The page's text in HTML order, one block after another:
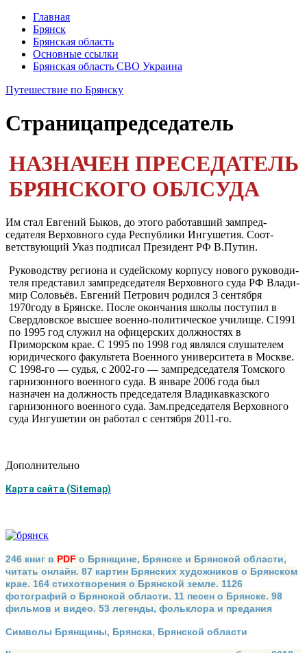
Главная
Брянск
Брянская область
Основные ссылки
Брянская область СВО Украина
Путешествие по Брянску
Страницапредседатель
НАЗНАЧЕН ПРЕСЕДАТЕЛЬ
БРЯНСКОГО ОБЛСУДА
Им стал Евгений Быков, до этого работавший зампред­
седателя Верховного суда Республики Ингушетия. Соот­
ветствующий Указ подписал Президент РФ В.Путин.
Руководству региона и судей­скому корпусу нового руководи­
теля представил зампредседате­ля Верховного суда РФ Влади­
мир Соловьёв. Евгений Петро­вич родился 3 сентября
1970году в Брянске. После окончания шко­лы поступил в
Свердловское высшее военно-политическое училище. С1991
по 1995 год слу­жил на офицерских должностях в
Приморском крае. С 1995 по 1998 год являлся слушателем
юридического факультета Воен­ного университета в Москве.
С 1998-го — судья, с 2002-го — зампредседателя Томского
гар­низонного военного суда. В ян­варе 2006 года был
назначен на должность председателя Влади­кавказского
гарнизонного воен­ного суда. Зам.председателя Верховного
суда Ингушетии он работал с сентября 2011-го.
Дополнительно
Карта сайта (Sitemap)
246 книг в PDF о Брянщине, Брянске и Брянской области,
читать онлайн. 87 картин Брянских художников о Брянском
крае. 164 стихотворения о Брянской земле. 1126
фотографий о Брянской области. 11 песен о Брянске. 98
фильмов и видео. 53 легенды, фольклора и предания
Символы Брянщины, Брянска, Брянской области